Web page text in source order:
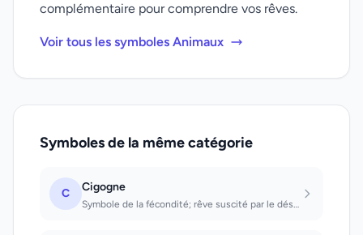
complémentaire pour comprendre vos rêves.
Voir tous les symboles Animaux
Symboles de la même catégorie
C Cigogne
Symbole de la fécondité; rêve suscité par le désir et la nostalgie.